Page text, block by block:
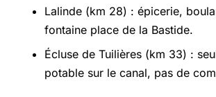
Lalinde (km 28) : épicerie,
fontaine place de la Bastide.
Écluse de Tuilières (km 33) :
potable sur le canal, pas de